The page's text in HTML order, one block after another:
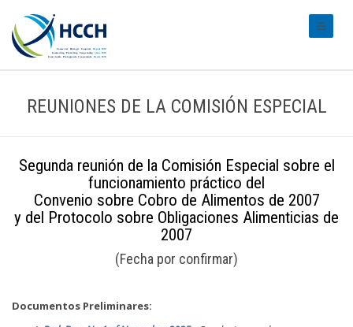
REUNIONES DE LA COMISIÓN ESPECIAL
Segunda reunión de la Comisión Especial sobre el
funcionamiento práctico del
Convenio sobre Cobro de Alimentos de 2007
y del Protocolo sobre Obligaciones Alimenticias de
2007
(Fecha por confirmar)
Documentos Preliminares: